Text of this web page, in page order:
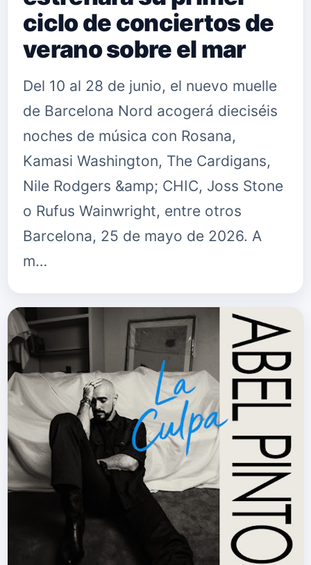
ciclo de conciertos de
verano sobre el mar
Del 10 al 28 de junio, el nuevo muelle
de Barcelona Nord acogerá dieciséis
noches de música con Rosana,
Kamasi Washington, The Cardigans,
Nile Rodgers &amp; CHIC, Joss Stone
o Rufus Wainwright, entre otros
Barcelona, 25 de mayo de 2026. A
m…